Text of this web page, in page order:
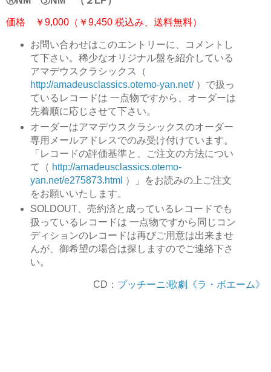
価格 ￥9,000（￥9,450 税込み、送料無料）
お問い合わせはこのエントリーに、コメントし
て下さい。稀少なオリジナル盤を紹介している
アマデウスクラシックス（
http://amadeusclassics.otemo-yan.net/）で扱っ
ているレコードは 一点物ですから、オーダーは
先着順に応じさせて下さい。
オーダーはアマデウスクラシックスのオーダー
専用メールアドレスでのみ受け付けています。
「レコードの評価基準と、ご注文の方法につい
て（ http://amadeusclassics.otemo-
yan.net/e275873.html ）」をお読みの上ご注文
をお願いいたします。
SOLDOUT、売約済と成っているレコードでも
扱っているレコードは 一点物ですから同じコン
ディションのレコードは再びご用意は出来ませ
んが、御希望の場合は探しますのでご連絡下さ
い。
CD： プッチーニ:歌劇《ラ・ボエーム》